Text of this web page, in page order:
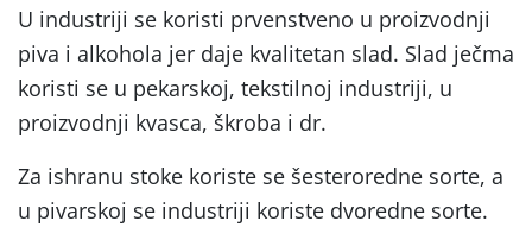
U industriji se koristi prvenstveno u proizvodnji
piva i alkohola jer daje kvalitetan slad. Slad ječma
koristi se u pekarskoj, tekstilnoj industriji, u
proizvodnji kvasca, škroba i dr.
Za ishranu stoke koriste se šesteroredne sorte, a
u pivarskoj se industriji koriste dvoredne sorte.